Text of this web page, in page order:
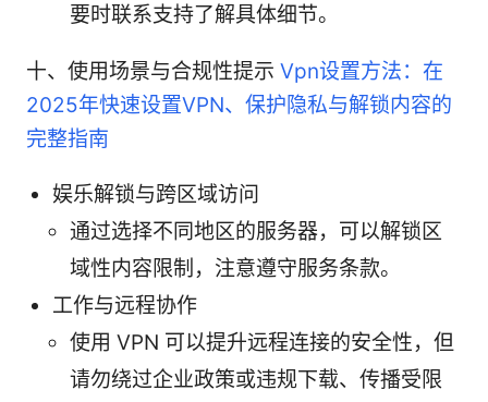
要时联系支持了解具体细节。
十、使用场景与合规性提示 Vpn设置方法：在
2025年快速设置VPN、保护隐私与解锁内容的
完整指南
娱乐解锁与跨区域访问
通过选择不同地区的服务器，可以解锁区
域性内容限制，注意遵守服务条款。
工作与远程协作
使用 VPN 可以提升远程连接的安全性，但
请勿绕过企业政策或违规下载、传播受限